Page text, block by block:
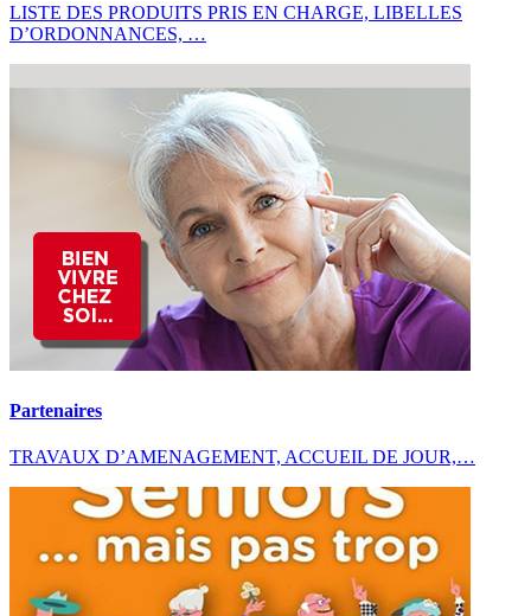
LISTE DES PRODUITS PRIS EN CHARGE, LIBELLES
D’ORDONNANCES, …
Partenaires
TRAVAUX D’AMENAGEMENT, ACCUEIL DE JOUR,…